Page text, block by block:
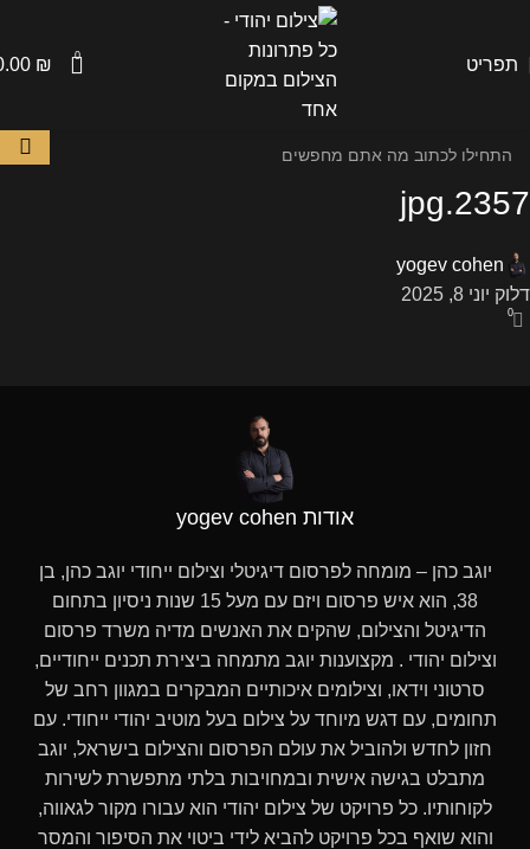
תפריט 0
₪
2357.jpg
yogev cohen
דלוק יוני 8, 2025
0
אודות yogev cohen
יוגב כהן – מומחה לפרסום דיגיטלי וצילום ייחודי יוגב כהן, בן
38, הוא איש פרסום ויזם עם מעל 15 שנות ניסיון בתחום
הדיגיטל והצילום, שהקים את האנשים מדיה משרד פרסום
וצילום יהודי . מקצוענות יוגב מתמחה ביצירת תכנים ייחודיים,
סרטוני וידאו, וצילומים איכותיים המבקרים במגוון רחב של
תחומים, עם דגש מיוחד על צילום בעל מוטיב יהודי ייחודי. עם
חזון לחדש ולהוביל את עולם הפרסום והצילום בישראל, יוגב
מתבלט בגישה אישית ובמחויבות בלתי מתפשרת לשירות
לקוחותיו. כל פרויקט של צילום יהודי הוא עבורו מקור לגאווה,
והוא שואף בכל פרויקט להביא לידי ביטוי את הסיפור והמסר